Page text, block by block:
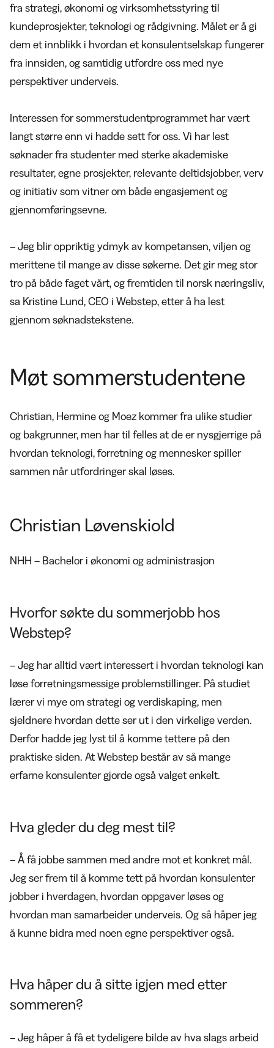
fra strategi, økonomi og virksomhetsstyring til
kundeprosjekter, teknologi og rådgivning. Målet er å gi
dem et innblikk i hvordan et konsulentselskap fungerer
fra innsiden, og samtidig utfordre oss med nye
perspektiver underveis.
Interessen for sommerstudentprogrammet har vært
langt større enn vi hadde sett for oss. Vi har lest
søknader fra studenter med sterke akademiske
resultater, egne prosjekter, relevante deltidsjobber, verv
og initiativ som vitner om både engasjement og
gjennomføringsevne.
– Jeg blir oppriktig ydmyk av kompetansen, viljen og
merittene til mange av disse søkerne. Det gir meg stor
tro på både faget vårt, og fremtiden til norsk næringsliv,
sa Kristine Lund, CEO i Webstep, etter å ha lest
gjennom søknadstekstene.
Møt sommerstudentene
Christian, Hermine og Moez kommer fra ulike studier
og bakgrunner, men har til felles at de er nysgjerrige på
hvordan teknologi, forretning og mennesker spiller
sammen når utfordringer skal løses.
Christian Løvenskiold
NHH – Bachelor i økonomi og administrasjon
Hvorfor søkte du sommerjobb hos
Webstep?
– Jeg har alltid vært interessert i hvordan teknologi kan
løse forretningsmessige problemstillinger. På studiet
lærer vi mye om strategi og verdiskaping, men
sjeldnere hvordan dette ser ut i den virkelige verden.
Derfor hadde jeg lyst til å komme tettere på den
praktiske siden. At Webstep består av så mange
erfarne konsulenter gjorde også valget enkelt.
Hva gleder du deg mest til?
– Å få jobbe sammen med andre mot et konkret mål.
Jeg ser frem til å komme tett på hvordan konsulenter
jobber i hverdagen, hvordan oppgaver løses og
hvordan man samarbeider underveis. Og så håper jeg
å kunne bidra med noen egne perspektiver også.
Hva håper du å sitte igjen med etter
sommeren?
– Jeg håper å få et tydeligere bilde av hva slags arbeid